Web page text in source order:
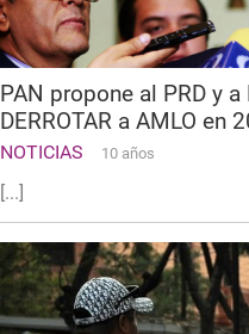
PAN propone al PRD y
DERROTAR a AMLO en
NOTICIAS 10 años
[...]